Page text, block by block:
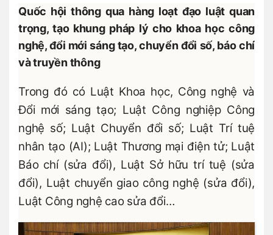
Quốc hội thông qua hàng loạt đạo luật quan
trọng, tạo khung pháp lý cho khoa học công
nghệ, đổi mới sáng tạo, chuyển đổi số, báo chí
và truyền thông
Trong đó có Luật Khoa học, Công nghệ và
Đổi mới sáng tạo; Luật Công nghiệp Công
nghệ số; Luật Chuyển đổi số; Luật Trí tuệ
nhân tạo (AI); Luật Thương mại điện tử; Luật
Báo chí (sửa đổi), Luật Sở hữu trí tuệ (sửa
đổi), Luật chuyển giao công nghệ (sửa đổi),
Luật Công nghệ cao sửa đổi…